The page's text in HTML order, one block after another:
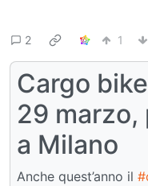
2 1
Cargo
29 marzo,
a Milano
Anche quest’anno il